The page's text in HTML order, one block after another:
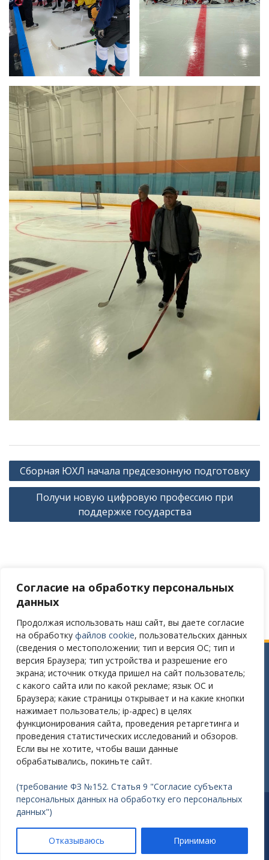
Согласие на обработку персональных
данных
Продолжая использовать наш сайт, вы даете согласие
на обработку файлов cookie, пользовательских данных
(сведения о местоположении; тип и версия ОС; тип и
версия Браузера; тип устройства и разрешение его
экрана; источник откуда пришел на сайт пользователь;
с какого сайта или по какой рекламе; язык ОС и
Браузера; какие страницы открывает и на какие кнопки
нажимает пользователь; ip-адрес) в целях
функционирования сайта, проведения ретаргетинга и
проведения статистических исследований и обзоров.
Если вы не хотите, чтобы ваши данные
обрабатывались, покиньте сайт.
(требование ФЗ №152. Статья 9 "Согласие субъекта
персональных данных на обработку его персональных
данных")
Отказываюсь Принимаю
Навигация
по
записям
Сборная ЮХЛ начала предсезонную подготовку
Получи новую цифровую профессию при
поддержке государства
Версия сайта для слабовидящих
Сайт разработан в соответствии
с требованиями Постановления Правительства РФ № 582
от 11.12.2018
Требования к структуре официального сайта
образовательной организации в ИТС «Интернет»
и формату представления на нем информации»
утверждены Приказом Рособрнадзора от 14.08.2020 №831
Разработано: Зайцев Александр Викторович E-mail:
Работает на WordPress
Education Hub автор:
Themes